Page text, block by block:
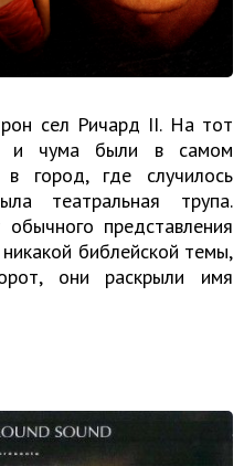
сел Ричард ІІ. На тот
и чума были в самом
город, где случилось
театральная трупа.
представления
библейской темы,
они раскрыли имя